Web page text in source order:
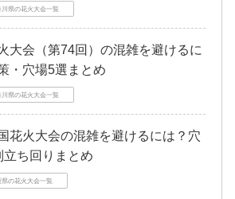
川県の花火大会一覧
大会（第74回）の混雑を避けるに
・穴場5選まとめ
川県の花火大会一覧
花火大会の混雑を避けるには？穴
ち回りまとめ
県の花火大会一覧